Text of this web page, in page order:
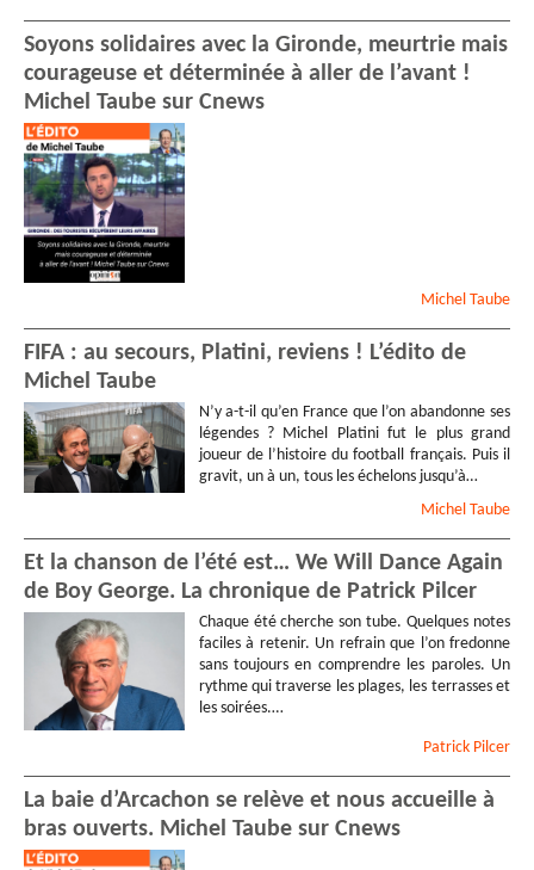
Soyons solidaires avec la Gironde, meurtrie mais
courageuse et déterminée à aller de l’avant !
Michel Taube sur Cnews
Michel Taube
FIFA : au secours, Platini, reviens ! L’édito de
Michel Taube
N’y a-t-il qu’en France que l’on abandonne ses
légendes ? Michel Platini fut le plus grand
joueur de l’histoire du football français. Puis il
gravit, un à un, tous les échelons jusqu’à…
Michel Taube
Et la chanson de l’été est… We Will Dance Again
de Boy George. La chronique de Patrick Pilcer
Chaque été cherche son tube. Quelques notes
faciles à retenir. Un refrain que l’on fredonne
sans toujours en comprendre les paroles. Un
rythme qui traverse les plages, les terrasses et
les soirées.…
Patrick Pilcer
La baie d’Arcachon se relève et nous accueille à
bras ouverts. Michel Taube sur Cnews